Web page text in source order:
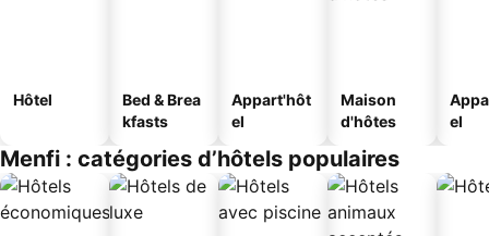
Hôtel
Bed & Brea
kfasts
Appart'hôt
el
Maison
d'hôtes
el
Menfi : catégories d’hôtels populaires